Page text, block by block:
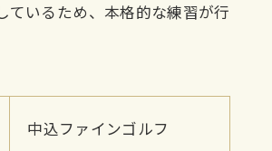
ているため、本格的な練習が行
中込ファインゴルフ